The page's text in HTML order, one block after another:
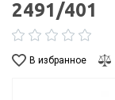
2491/401
В избранное